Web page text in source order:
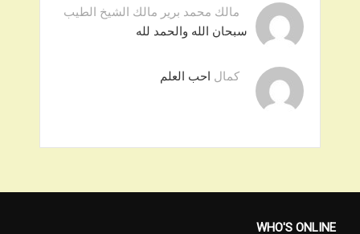
مالك محمد برير مالك الشيخ الطيب
سبحان الله والحمد لله
كمال احب العلم
WHO'S ONLINE